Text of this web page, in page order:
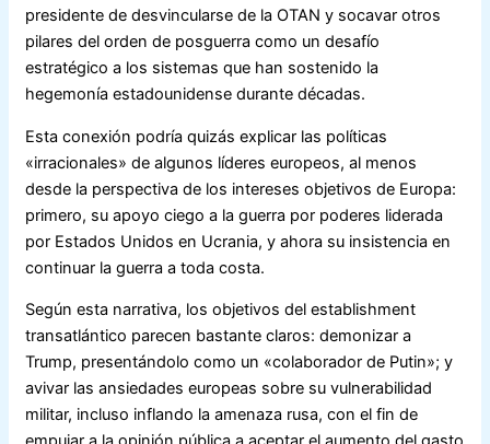
presidente de desvincularse de la OTAN y socavar otros
pilares del orden de posguerra como un desafío
estratégico a los sistemas que han sostenido la
hegemonía estadounidense durante décadas.
Esta conexión podría quizás explicar las políticas
«irracionales» de algunos líderes europeos, al menos
desde la perspectiva de los intereses objetivos de Europa:
primero, su apoyo ciego a la guerra por poderes liderada
por Estados Unidos en Ucrania, y ahora su insistencia en
continuar la guerra a toda costa.
Según esta narrativa, los objetivos del establishment
transatlántico parecen bastante claros: demonizar a
Trump, presentándolo como un «colaborador de Putin»; y
avivar las ansiedades europeas sobre su vulnerabilidad
militar, incluso inflando la amenaza rusa, con el fin de